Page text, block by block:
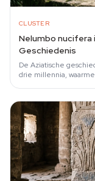
CLUSTER
Nelumbo nucifera
Geschiedenis
De Aziatische
drie millennia,